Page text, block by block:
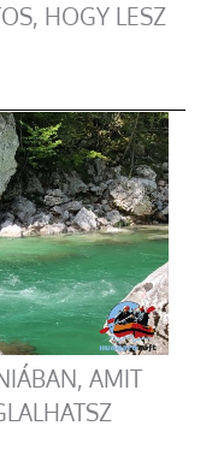
HOGY LESZ
AMIT